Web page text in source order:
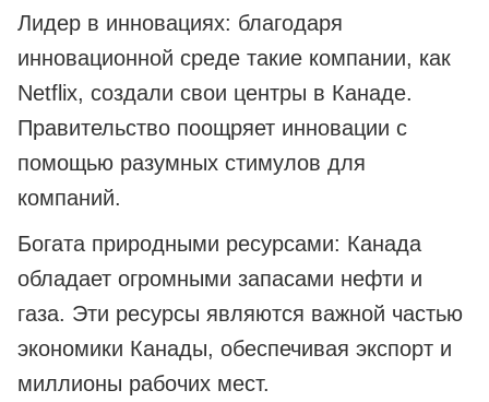
Лидер в инновациях: благодаря
инновационной среде такие компании, как
Netflix, создали свои центры в Канаде.
Правительство поощряет инновации с
помощью разумных стимулов для
компаний.
Богата природными ресурсами: Канада
обладает огромными запасами нефти и
газа. Эти ресурсы являются важной частью
экономики Канады, обеспечивая экспорт и
миллионы рабочих мест.